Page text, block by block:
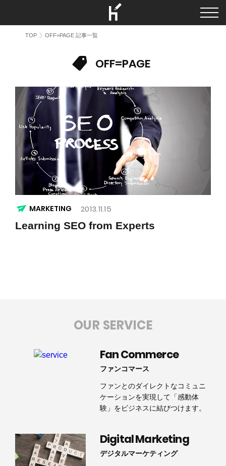
OFF=PAGE
TOP OFF=PAGE 記事一覧
MARKETING 2013.11.15
Learning SEO from Experts
OUR SERVICE
Fan Commerce
ファンコマース
ファンとのダイレクトなコミュニ
ケーションを実現して「感動体
験」をビジネスに結びつけます。
Digital Marketing
デジタルマーケティング